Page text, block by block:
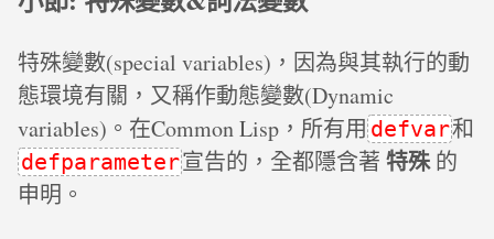
特殊變數(special variables)，因為與其執行的動
態環境有關，又稱作動態變數(Dynamic
variables)。在Common Lisp，所有用 defvar和
defparameter宣告的，全都隱含著特殊的
申明。